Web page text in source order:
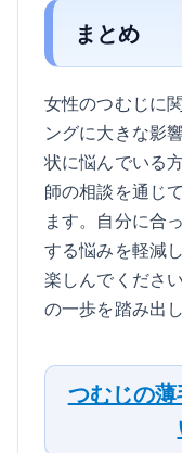
まとめ
女性のつむじに
ングに大きな影
状に悩んでいる
師の相談を通じ
ます。自分に合
する悩みを軽減
楽しんでくださ
の一歩を踏み出
つむじの